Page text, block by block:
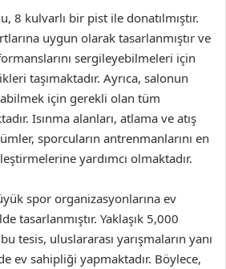
8 kulvarlı bir pist ile donatılmıştır.
uygun olarak tasarlanmıştır ve
sergileyebilmeleri için
taşımaktadır. Ayrıca, salonun
için gerekli olan tüm
Isınma alanları, atlama ve atış
sporcuların antrenmanlarını en
yardımcı olmaktadır.
spor organizasyonlarına ev
tasarlanmıştır. Yaklaşık 5,000
tesis, uluslararası yarışmaların yanı
ev sahipliği yapmaktadır. Böylece,